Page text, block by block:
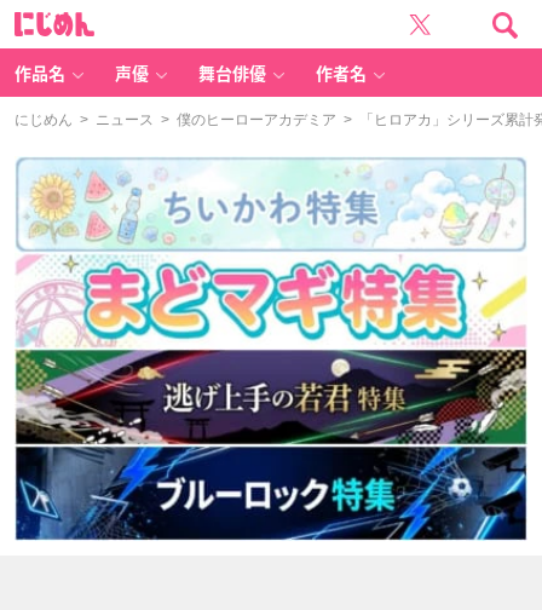
作品名 声優 舞台俳優 作者名
にじめん > ニュース > 僕のヒーローアカデミア > 「ヒロアカ」シリーズ累計